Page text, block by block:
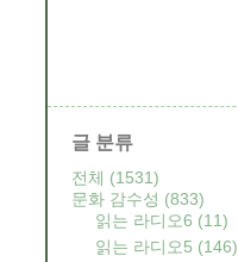
글 분류
전체 (1531)
문화 감수성 (833)
읽는 라디오6 (11)
읽는 라디오5 (146)